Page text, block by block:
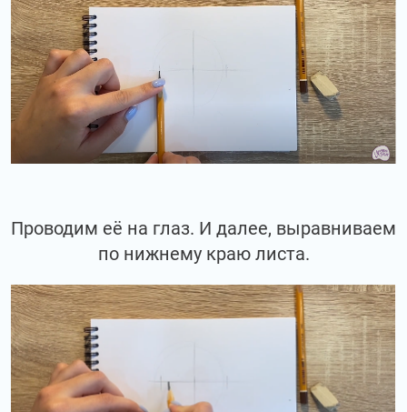
Проводим её на глаз. И далее, выравниваем
по нижнему краю листа.